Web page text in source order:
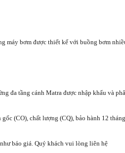
máy bơm được thiết kế với buồng bơm
đa tầng cánh Matra được nhập khẩu và
(CO), chất lượng (CQ), bảo hành 12
báo giá. Quý khách vui lòng liên hệ